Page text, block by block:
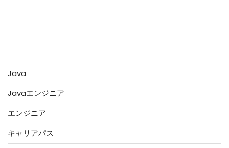
Java
Javaエンジニア
エンジニア
キャリアパス